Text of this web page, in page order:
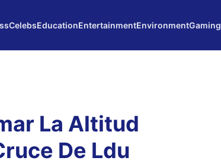
CelebsEducationEntertainmentEnvironmentGaming
La Altitud
De Ldu